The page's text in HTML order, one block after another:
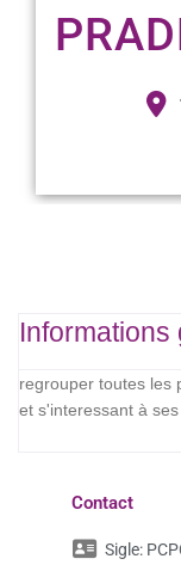
Informations
regrouper toutes les
et s'interessant à
Contact
Sigle: